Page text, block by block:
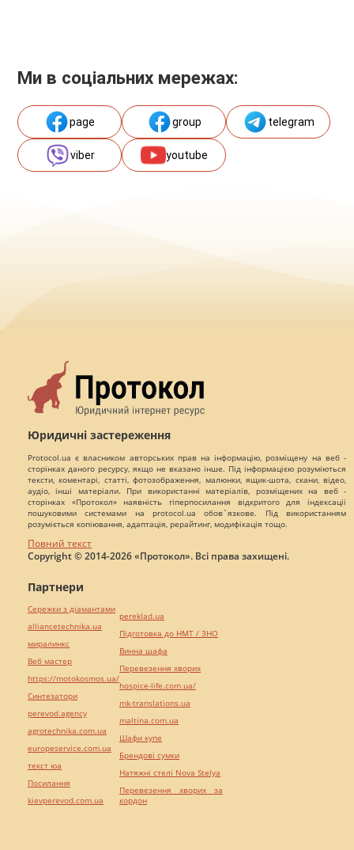
Ми в соціальних мережах:
page group telegram
viber youtube
Юридичні застереження
Protocol.ua є власником авторських прав на інформацію, розміщену на веб -
сторінках даного ресурсу, якщо не вказано інше. Під інформацією розуміються
тексти, коментарі, статті, фотозображення, малюнки, ящик-шота, скани, відео,
аудіо, інші матеріали. При використанні матеріалів, розміщених на веб -
сторінках «Протокол» наявність гіперпосилання відкритого для індексації
пошуковими системами на protocol.ua обов`язкове. Під використанням
розуміється копіювання, адаптація, рерайтинг, модифікація тощо.
Повний текст
Copyright © 2014-2026 «Протокол». Всі права захищені.
Партнери
Сережки з діамантами
alliancetechnika.ua
миралинкс
Веб мастер
https://motokosmos.ua/
Синтезатори
perevod.agency
agrotechnika.com.ua
europeservice.com.ua
текст юа
Посилання
kievperevod.com.ua
pereklad.ua
Підготовка до НМТ / ЗНО
Винна шафа
Перевезення хворих
hospice-life.com.ua/
mk-translations.ua
maltina.com.ua
Шафи купе
Брендові сумки
Натяжні стелі Nova Stelya
Перевезення хворих за
кордон